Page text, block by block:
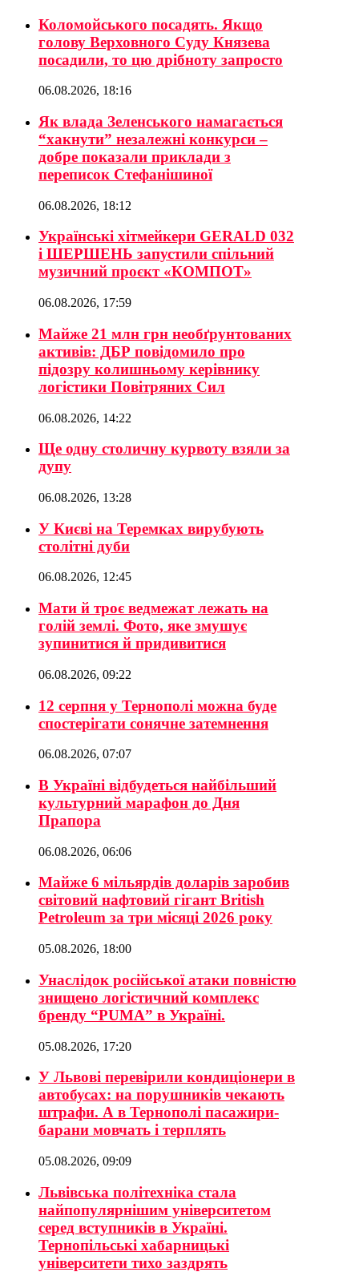
Коломойського посадять. Якщо
голову Верховного Суду Князева
посадили, то цю дрібноту запросто
06.08.2026, 18:16
Як влада Зеленського намагається
“хакнути” незалежні конкурси –
добре показали приклади з
переписок Стефанішиної
06.08.2026, 18:12
Українські хітмейкери GERALD 032
і ШЕРШЕНЬ запустили спільний
музичний проєкт «КОМПОТ»
06.08.2026, 17:59
Майже 21 млн грн необґрунтованих
активів: ДБР повідомило про
підозру колишньому керівнику
логістики Повітряних Сил
06.08.2026, 14:22
Ще одну столичну курвоту взяли за
дупу
06.08.2026, 13:28
У Києві на Теремках вирубують
столітні дуби
06.08.2026, 12:45
Мати й троє ведмежат лежать на
голій землі. Фото, яке змушує
зупинитися й придивитися
06.08.2026, 09:22
12 серпня у Тернополі можна буде
спостерігати сонячне затемнення
06.08.2026, 07:07
В Україні відбудеться найбільший
культурний марафон до Дня
Прапора
06.08.2026, 06:06
Майже 6 мільярдів доларів заробив
світовий нафтовий гігант British
Petroleum за три місяці 2026 року
05.08.2026, 18:00
Унаслідок російської атаки повністю
знищено логістичний комплекс
бренду “PUMA” в Україні.
05.08.2026, 17:20
У Львові перевірили кондиціонери в
автобусах: на порушників чекають
штрафи. А в Тернополі пасажири-
барани мовчать і терплять
05.08.2026, 09:09
Львівська політехніка стала
найпопулярнішим університетом
серед вступників в Україні.
Тернопільські хабарницькі
університети тихо заздрять